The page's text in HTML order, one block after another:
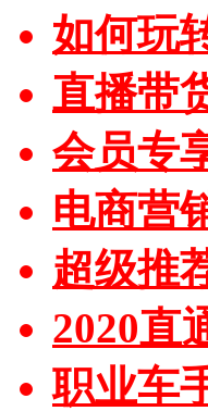
如何玩
直播带
会员专
电商营
超级推
2020直
职业车